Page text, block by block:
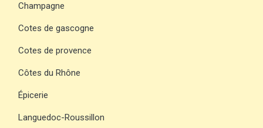
Champagne
Cotes de gascogne
Cotes de provence
Côtes du Rhône
Épicerie
Languedoc-Roussillon